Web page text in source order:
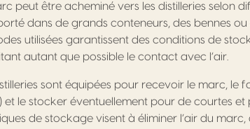
peut être acheminé vers les distilleries selon
dans de grands conteneurs, des bennes ou
utilisées garantissent des conditions de
autant que possible le contact avec l’air.
sont équipées pour recevoir le marc,
et le stocker éventuellement pour de courtes et
de stockage visent à éliminer l’air du